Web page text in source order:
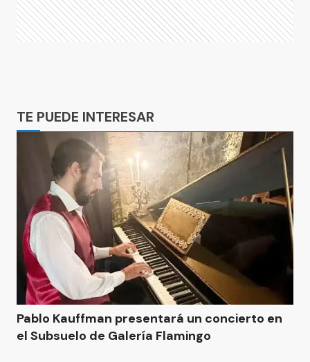
TE PUEDE INTERESAR
Pablo Kauffman presentará un concierto en
el Subsuelo de Galería Flamingo